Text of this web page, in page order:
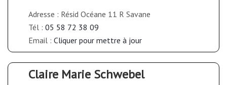
Adresse : Résid Océane 11 R Savane
Tél : 05 58 72 38 09
Email : Cliquer pour mettre à jour
Claire Marie Schwebel